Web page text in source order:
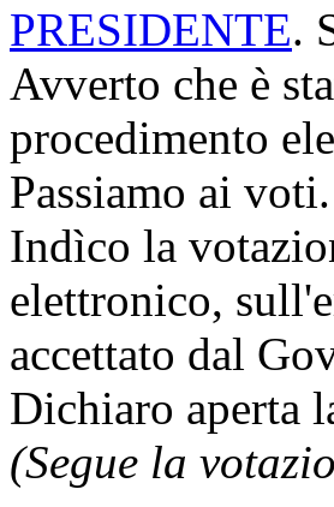
PRESIDENTE.
Avverto che è
procedimento
Passiamo ai voti.
Indìco la
elettronico,
accettato dal
Dichiaro aperta
(Segue la